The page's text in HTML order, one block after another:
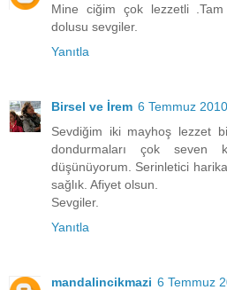
Mine ciğim çok lezzetli .Tam
dolusu sevgiler.
Yanıtla
Birsel ve İrem 6 Temmuz
Sevdiğim iki mayhoş lezzet
dondurmaları çok seven
düşünüyorum. Serinletici
sağlık. Afiyet olsun.
Sevgiler.
Yanıtla
mandalincikmazi 6 Temmuz